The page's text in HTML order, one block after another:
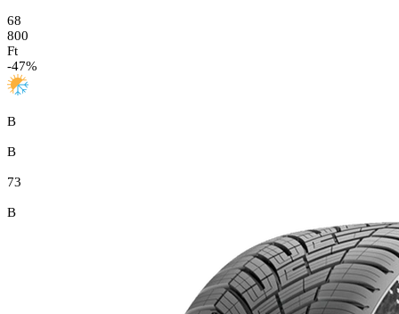
68
800
Ft
-47%
B
B
73
B